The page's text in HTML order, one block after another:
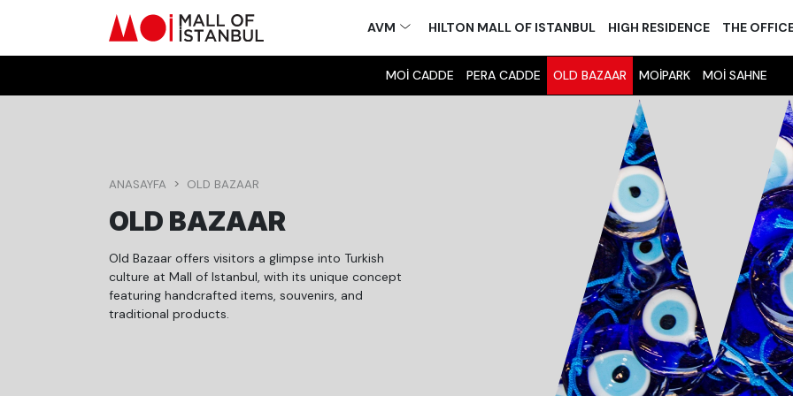
AVM HILTON MALL OF ISTANBUL HIGH RESIDENCE THE
MOİ CADDE PERA CADDE OLD BAZAAR MOİPARK MOİ SAHNE
ANASAYFA OLD BAZAAR
OLD BAZAAR
Old Bazaar offers visitors a glimpse into Turkish
culture at Mall of Istanbul, with its unique concept
featuring handcrafted items, souvenirs, and
traditional products.